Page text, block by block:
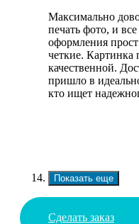
Максимально
печать фото, и
оформления
четкие. Картинка
качественной.
пришло в
кто ищет
Показать еще
Сделать заказ